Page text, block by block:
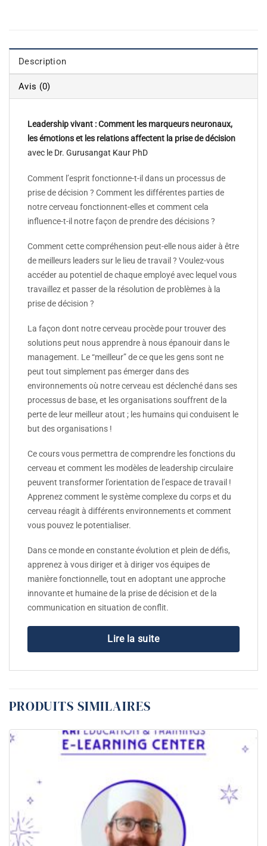
Description
Avis (0)
Leadership vivant : Comment les marqueurs neuronaux,
les émotions et les relations affectent la prise de décision
avec le Dr. Gurusangat Kaur PhD
Comment l’esprit fonctionne-t-il dans un processus de
prise de décision ? Comment les différentes parties de
notre cerveau fonctionnent-elles et comment cela
influence-t-il notre façon de prendre des décisions ?
Comment cette compréhension peut-elle nous aider à être
de meilleurs leaders sur le lieu de travail ? Voulez-vous
accéder au potentiel de chaque employé avec lequel vous
travaillez et passer de la résolution de problèmes à la
prise de décision ?
La façon dont notre cerveau procède pour trouver des
solutions peut nous apprendre à nous épanouir dans le
management. Le “meilleur” de ce que les gens sont ne
peut tout simplement pas émerger dans des
environnements où notre cerveau est déclenché dans ses
processus de base, et les organisations souffrent de la
perte de leur meilleur atout ; les humains qui conduisent le
but des organisations !
Ce cours vous permettra de comprendre les fonctions du
cerveau et comment les modèles de leadership circulaire
peuvent transformer l’orientation de l’espace de travail !
Apprenez comment le système complexe du corps et du
cerveau réagit à différents environnements et comment
vous pouvez le potentialiser.
Dans ce monde en constante évolution et plein de défis,
apprenez à vous diriger et à diriger vos équipes de
manière fonctionnelle, tout en adoptant une approche
innovante et humaine de la prise de décision et de la
communication en situation de conflit.
Lire la suite
PRODUITS SIMILAIRES